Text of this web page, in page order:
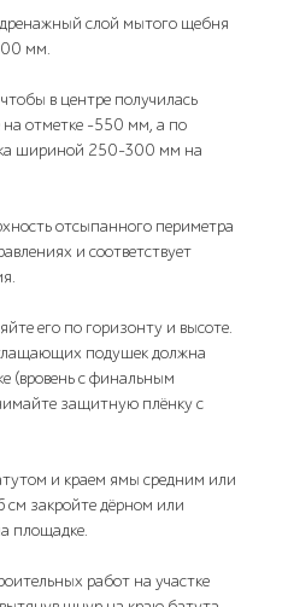
слой мытого щебня
мм.
в центре получилась
на отметке -550 мм, а по
шириной 250-300 мм на
отсыпанного периметра
и соответствует
его по горизонту и высоте.
подушек должна
(вровень с финальным
защитную плёнку с
и краем ямы средним или
закройте дёрном или
площадке.
работ на участке